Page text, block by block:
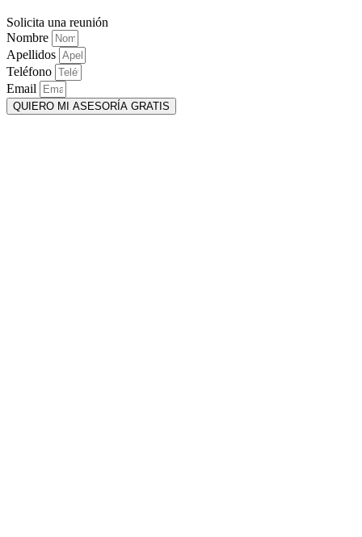
Solicita una reunión
Nombre
Apellidos
Teléfono
Email
QUIERO MI ASESORÍA GRATIS